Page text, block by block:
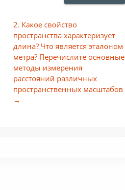
2. Какое свойство
пространства характеризует
длина? Что является эталоном
метра? Перечислите основные
методы измерения
расстояний различных
пространственных масштабов
→